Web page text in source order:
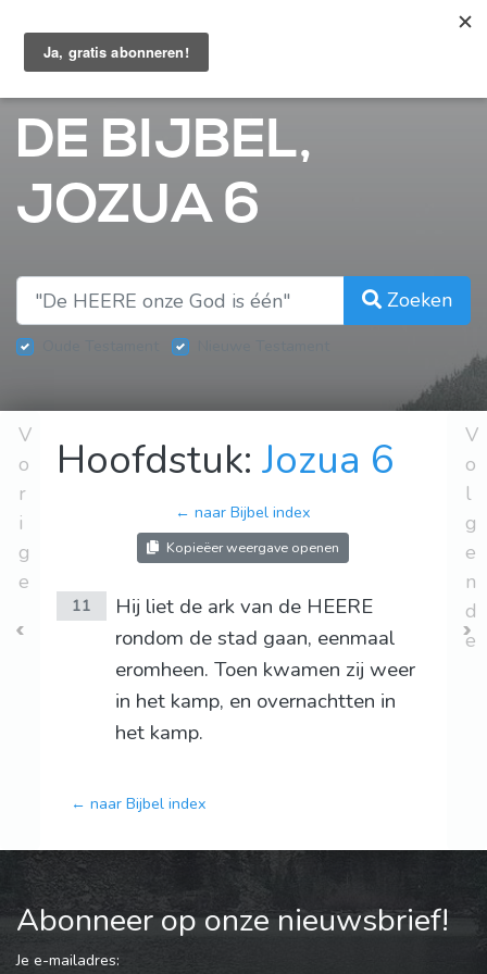
Bijbelhoek
DE BIJBEL,
JOZUA 6
Zoeken
V
o
r
i
g
e
Hoofdstuk:Jozua 6
← naar Bijbel index
Kopieëer weergave openen
11
Hij liet de ark van de HEERE
rondom de stad gaan, eenmaal
eromheen. Toen kwamen zij weer
in het kamp, en overnachtten in
het kamp.
← naar Bijbel index
V
o
l
g
e
n
d
e
Abonneer op onze nieuwsbrief!
Je e-mailadres: